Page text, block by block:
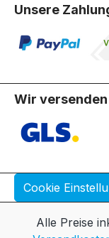
Unsere
Wir
Cookie
Alle Preise